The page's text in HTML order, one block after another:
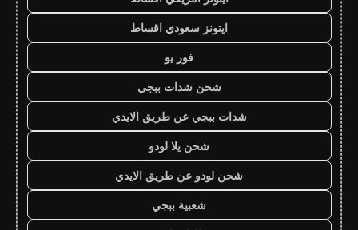
ايتونز سعودي اقساط
فور يو
شحن شدات ببجي
شدات ببجي عن طريق الايدي
شحن يلا لودو
شحن لودو عن طريق الايدي
شعبية ببجي